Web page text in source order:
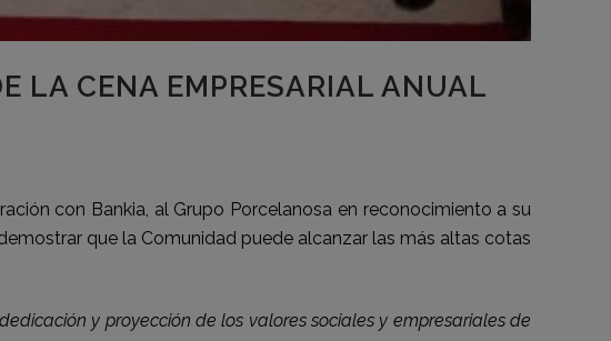
LA CENA EMPRESARIAL ANUAL
con Bankia, al Grupo Porcelanosa en reconocimiento a su
que la Comunidad puede alcanzar las más altas cotas
y proyección de los valores sociales y empresariales de